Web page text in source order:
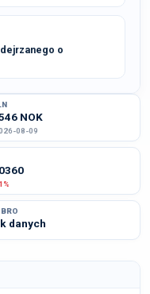
o
NOK
08-09
danych